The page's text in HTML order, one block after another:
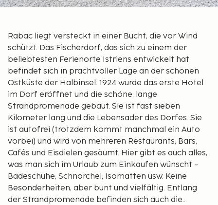
Rabac liegt versteckt in einer Bucht, die vor Wind
schützt. Das Fischerdorf, das sich zu einem der
beliebtesten Ferienorte Istriens entwickelt hat,
befindet sich in prachtvoller Lage an der schönen
Ostküste der Halbinsel. 1924 wurde das erste Hotel
im Dorf eröffnet und die schöne, lange
Strandpromenade gebaut. Sie ist fast sieben
Kilometer lang und die Lebensader des Dorfes. Sie
ist autofrei (trotzdem kommt manchmal ein Auto
vorbei) und wird von mehreren Restaurants, Bars,
Cafés und Eisdielen gesäumt. Hier gibt es auch alles,
was man sich im Urlaub zum Einkaufen wünscht –
Badeschuhe, Schnorchel, Isomatten usw. Keine
Besonderheiten, aber bunt und vielfältig. Entlang
der Strandpromenade befinden sich auch die